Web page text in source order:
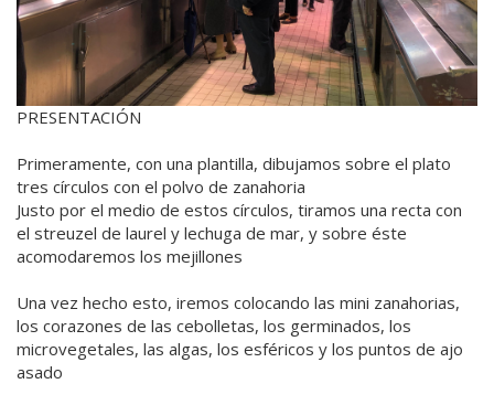
PRESENTACIÓN
Primeramente, con una plantilla, dibujamos sobre el plato
tres círculos con el polvo de zanahoria
Justo por el medio de estos círculos, tiramos una recta con
el streuzel de laurel y lechuga de mar, y sobre éste
acomodaremos los mejillones
Una vez hecho esto, iremos colocando las mini zanahorias,
los corazones de las cebolletas, los germinados, los
microvegetales, las algas, los esféricos y los puntos de ajo
asado